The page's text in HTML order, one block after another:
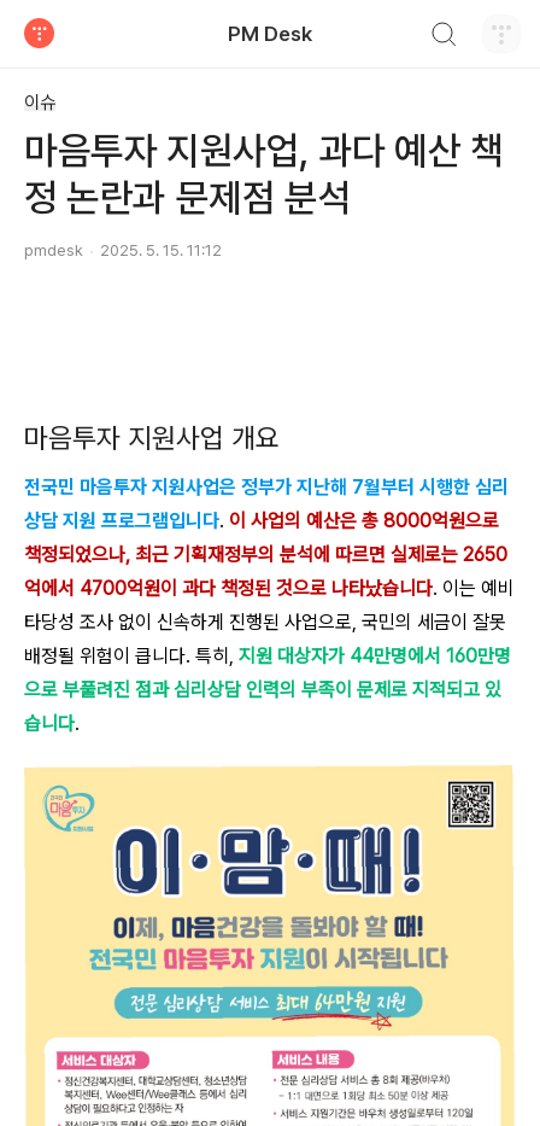
PM Desk
이슈
마음투자 지원사업, 과다 예산 책
정 논란과 문제점 분석
pmdesk 2025. 5. 15. 11:12
마음투자 지원사업 개요
전국민 마음투자 지원사업은 정부가 지난해 7월부터 시행한 심리
상담 지원 프로그램입니다. 이 사업의 예산은 총 8000억원으로
책정되었으나, 최근 기획재정부의 분석에 따르면 실제로는 2650
억에서 4700억원이 과다 책정된 것으로 나타났습니다. 이는 예비
타당성 조사 없이 신속하게 진행된 사업으로, 국민의 세금이 잘못
배정될 위험이 큽니다. 특히, 지원 대상자가 44만명에서 160만명
으로 부풀려진 점과 심리상담 인력의 부족이 문제로 지적되고 있
습니다.